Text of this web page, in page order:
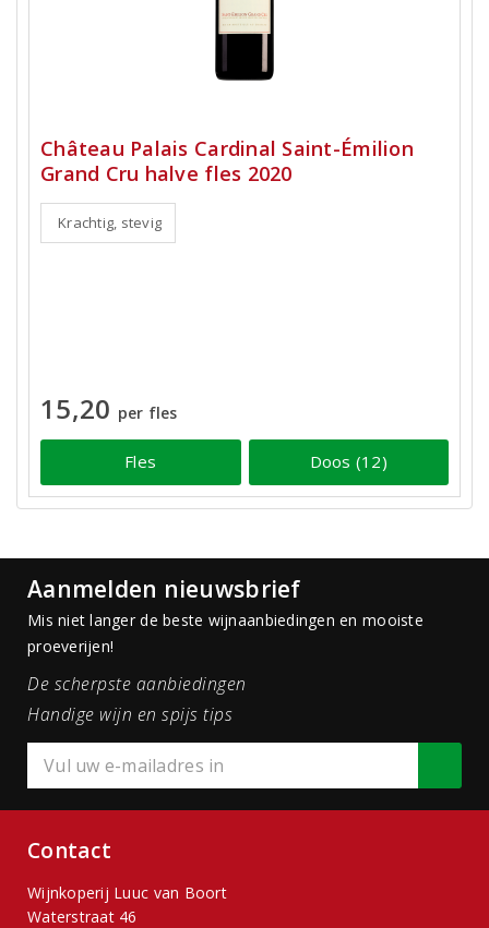
Château Palais Cardinal Saint-Émilion
Grand Cru halve fles 2020
Krachtig, stevig
15,20 per fles
Fles Doos (12)
Aanmelden nieuwsbrief
Mis niet langer de beste wijnaanbiedingen en mooiste
proeverijen!
De scherpste aanbiedingen
Handige wijn en spijs tips
Contact
Wijnkoperij Luuc van Boort
Waterstraat 46